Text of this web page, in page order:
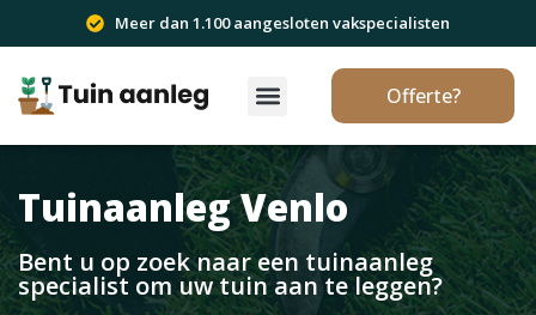
Meer dan 1.100 aangesloten vakspecialisten
Offerte?
Tuinaanleg Venlo
Bent u op zoek naar een tuinaanleg
specialist om uw tuin aan te leggen?